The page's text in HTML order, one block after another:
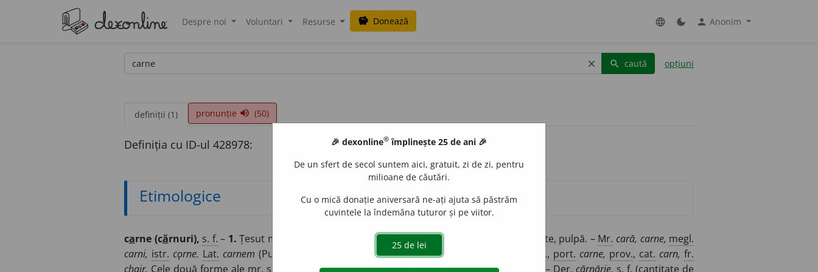
Despre noi Voluntari Resurse savings Donează language dark_mode person Anonim
clear search caută opțiuni
definiții (1) pronunție volume_up (50)
Definiția cu ID-ul 428978:
Etimologice
carne (cărnuri), s. f. – 1. Țesut muscular al corpului omenesc sau al animalelor. – La fructe, pulpă. – Mr. cară, carne, megl.
carni, istr. cǫrne. Lat. carnem (Pușcariu 295; Candrea-Dens., 266; REW 1706; DAR); sp., port. carne, prov., cat. carn, fr.
chair. Cele două forme ale mr. se explică prin păstrareanom. caroalături deacuz. – Der. cărnărie, s. f. (cantitate de
🎉 dexonline® împlinește 25 de ani 🎉
De un sfert de secol suntem aici, gratuit, zi de zi, pentru
milioane de căutări.
Cu o mică donație aniversară ne-ați ajuta să păstrăm
cuvintele la îndemâna tuturor și pe viitor.